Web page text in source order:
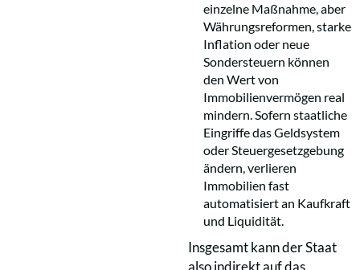
einzelne Maßnahme, aber
Währungsreformen, starke
Inflation oder neue
Sondersteuern können
den Wert von
Immobilienvermögen real
mindern. Sofern staatliche
Eingriffe das Geldsystem
oder Steuergesetzgebung
ändern, verlieren
Immobilien fast
automatisiert an Kaufkraft
und Liquidität.
Insgesamt kann der Staat